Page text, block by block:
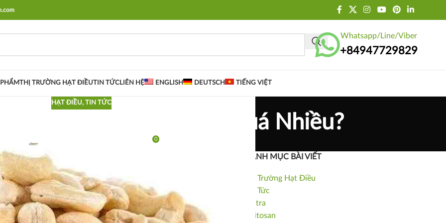
Whatsapp/Line/Viber
+84947729829
THỊ TRƯỜNG HẠT ĐIỀUTIN TỨC LIÊN HỆ ENGLISH DEUTSCH TIẾNG VIỆT
HẠT ĐIỀU, TIN TỨC
Nếu Bạn Ăn Chúng Quá Nhiều?
Viết bởi
0
thường! Nếu bạn là một vận động viên thì lại là một câu chuyện
và tiêu hóa của bạn hoạt động khác hẳn so với một người
30 – 40 mỗi ngày, nhưng bạn phải uống nhiều nước
(uống ít
DANH MỤC BÀI VIẾT
Thị Trường Hạt Điều
Tin Tức
Cá tra
Chitosan